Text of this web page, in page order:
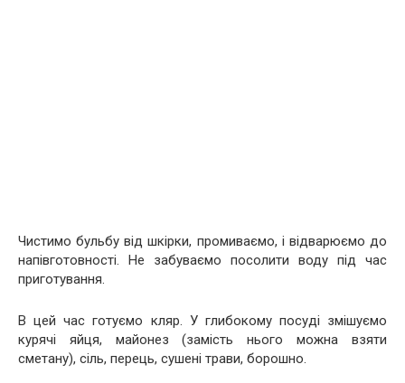
Чистимо бульбу від шкірки, промиваємо, і відварюємо до
напівготовності. Не забуваємо посолити воду під час
приготування.
В цей час готуємо кляр. У глибокому посуді змішуємо
курячі яйця, майонез (замість нього можна взяти
сметану), сіль, перець, сушені трави, борошно.